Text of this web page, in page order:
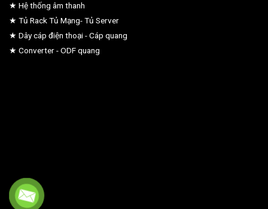
★ Hệ thống âm thanh
★ Tủ Rack Tủ Mạng- Tủ Server
★ Dây cáp điện thoại - Cáp quang
★ Converter - ODF quang